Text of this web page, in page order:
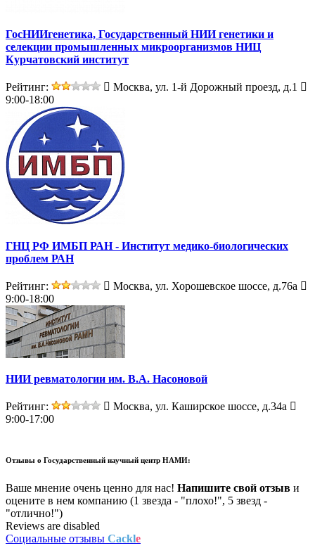
ГосНИИгенетика, Государственный НИИ генетики и
селекции промышленных микроорганизмов НИЦ
Курчатовский институт
Рейтинг:
Москва, ул. 1-й Дорожный проезд, д.1
9:00-18:00
ГНЦ РФ ИМБП РАН - Институт медико-биологических
проблем РАН
Рейтинг:
Москва, ул. Хорошевское шоссе, д.76а
9:00-18:00
НИИ ревматологии им. В.А. Насоновой
Рейтинг:
Москва, ул. Каширское шоссе, д.34а
9:00-17:00
Отзывы о Государственный научный центр НАМИ:
Ваше мнение очень ценно для нас! Напишите свой отзыв и
оцените в нем компанию (1 звезда - "плохо!", 5 звезд -
"отлично!")
Reviews are disabled
Социальные отзывы Cackle